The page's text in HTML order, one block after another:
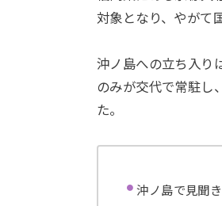
対象となり、やがて
沖ノ島への立ち入り
のみが交代で常駐し
た。
沖ノ島で見聞